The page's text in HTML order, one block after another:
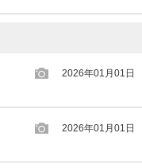
2026年01月01日
2026年01月01日